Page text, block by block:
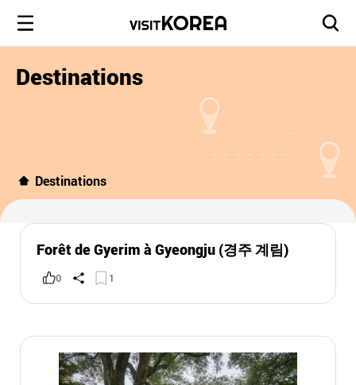
Destinations
Destinations
Forêt de Gyerim à Gyeongju (경주 계림)
0 1